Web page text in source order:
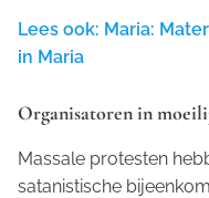
Lees ook: Maria:
in Maria
Organisatoren in
Massale protesten
satanistische